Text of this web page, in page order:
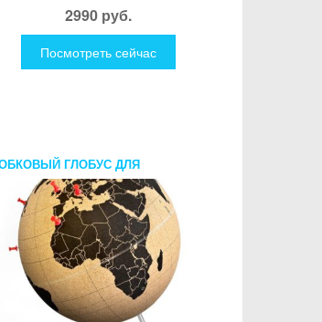
2990 руб.
Посмотреть сейчас
ГЛОБУС ДЛЯ
МИНИ